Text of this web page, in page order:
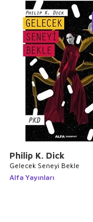
Philip K. Dick
Gelecek Seneyi Bekle
Alfa Yayınları